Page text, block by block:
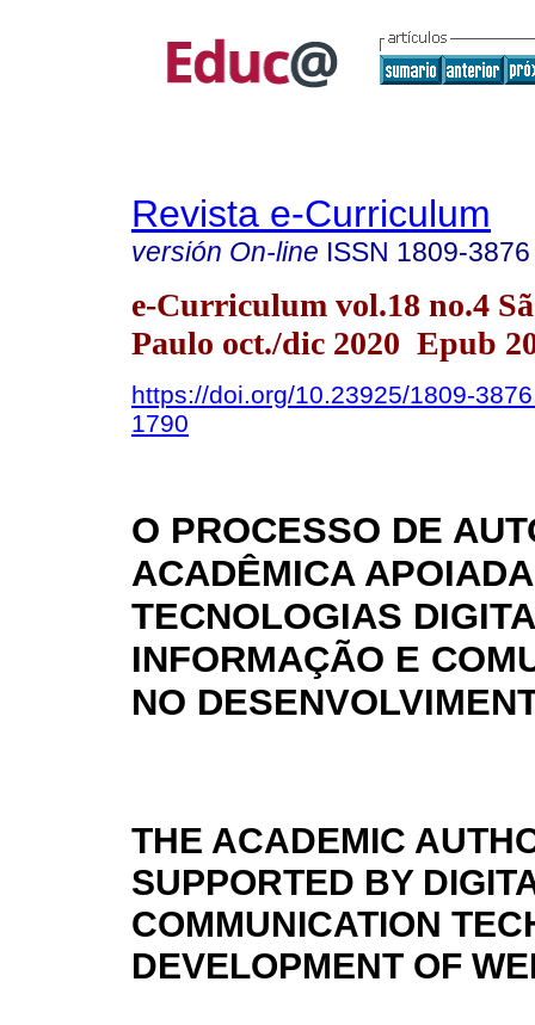
Revista e-Curriculum
versión On-line ISSN 1809-3876
e-Curriculum vol.18 no.4
Paulo oct./dic 2020 Epub
https://doi.org/10.23925/1809-
1790
O PROCESSO DE
ACADÊMICA
TECNOLOGIAS
INFORMAÇÃO E
NO
THE ACADEMIC
SUPPORTED BY
COMMUNICATION
DEVELOPMENT OF